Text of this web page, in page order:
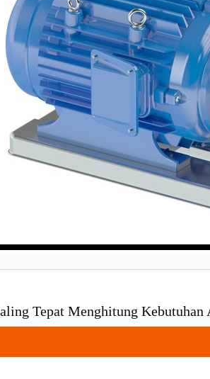
Tepat Menghitung Kebutuhan